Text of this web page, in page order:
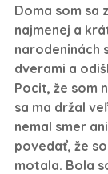
Doma som sa
najmenej a
narodeninách
dverami a
Pocit, že som
sa ma držal
nemal smer
povedať, že
motala. Bola